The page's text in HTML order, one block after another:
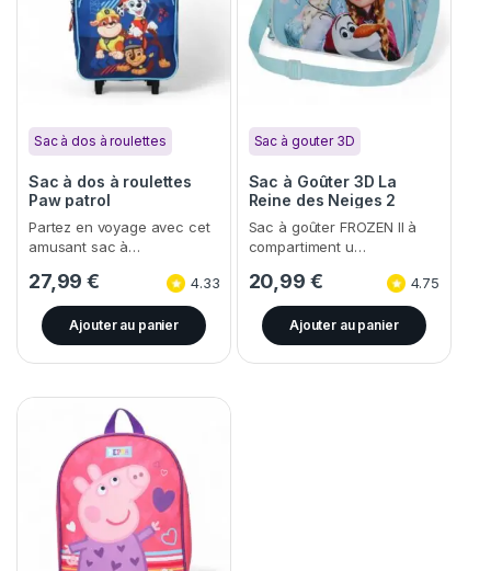
Sac à dos à roulettes
Sac à dos à roulettes
Paw patrol
Partez en voyage avec cet
amusant sac à…
27,99€ 4.33
Ajouter au panier
Sac à gouter 3D
Sac à Goûter 3D La
Reine des Neiges 2
(Frozen)
Sac à goûter FROZEN II à
compartiment u…
20,99 € 4.75
Ajouter au panier